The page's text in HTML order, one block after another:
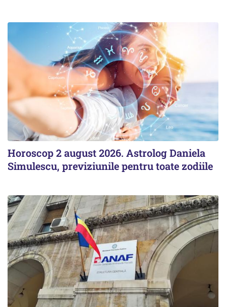
Horoscop 2 august 2026. Astrolog Daniela
Simulescu, previziunile pentru toate zodiile